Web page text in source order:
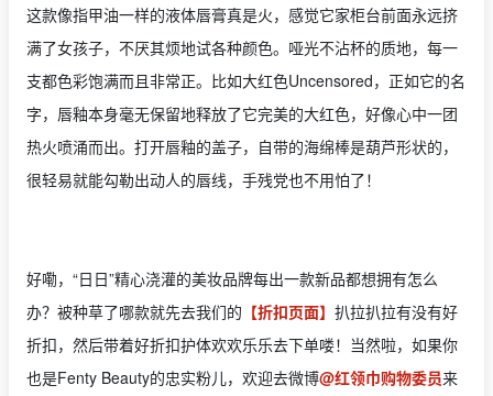
这款像指甲油一样的液体唇膏真是火，感觉它家柜台前面永远挤
满了女孩子，不厌其烦地试各种颜色。哑光不沾杯的质地，每一
支都色彩饱满而且非常正。比如大红色Uncensored，正如它的名
字，唇釉本身毫无保留地释放了它完美的大红色，好像心中一团
热火喷涌而出。打开唇釉的盖子，自带的海绵棒是葫芦形状的，
很轻易就能勾勒出动人的唇线，手残党也不用怕了！
好嘞，“日日”精心浇灌的美妆品牌每出一款新品都想拥有怎么
办？被种草了哪款就先去我们的 【折扣页面】 扒拉扒拉有没有好
折扣，然后带着好折扣护体欢欢乐乐去下单喽！当然啦，如果你
也是Fenty Beauty的忠实粉儿，欢迎去微博@红领巾购物委员来